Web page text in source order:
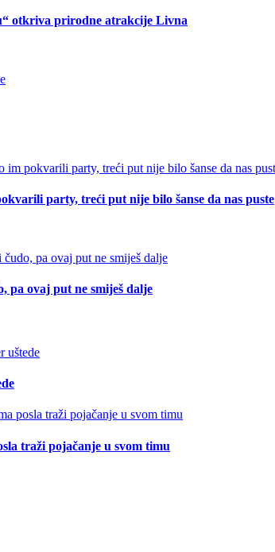
otkriva prirodne atrakcije Livna
party, treći put nije bilo šanse da nas puste
pa ovaj put ne smiješ dalje
traži pojačanje u svom timu